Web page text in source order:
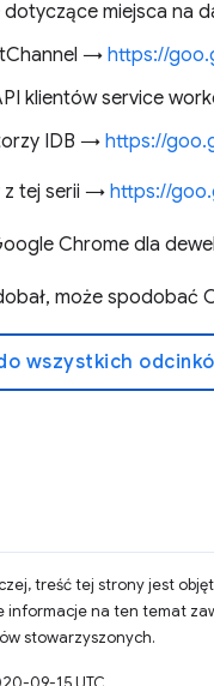
dotyczące miejsca na
→ https://
klientów service
IDB → https://
z tej serii →https://
Chrome dla
może spodobać
wszystkich
treść tej strony jest
informacje na ten temat
stowarzyszonych.